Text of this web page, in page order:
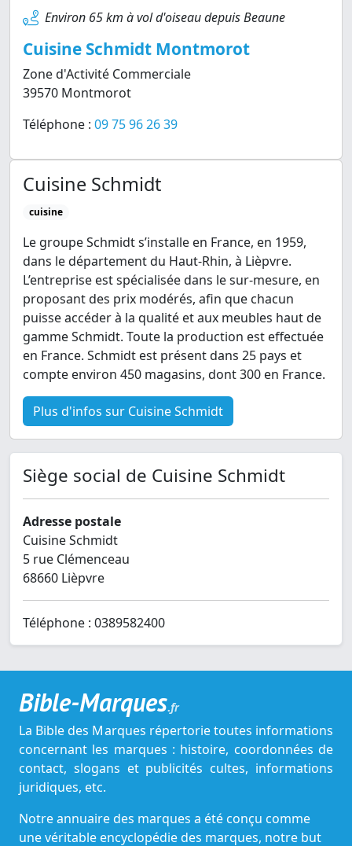
Environ 65 km à vol d'oiseau depuis Beaune
Cuisine Schmidt Montmorot
Zone d'Activité Commerciale
39570 Montmorot
Téléphone : 09 75 96 26 39
Cuisine Schmidt
cuisine
Le groupe Schmidt s’installe en France, en 1959,
dans le département du Haut-Rhin, à Lièpvre.
L’entreprise est spécialisée dans le sur-mesure, en
proposant des prix modérés, afin que chacun
puisse accéder à la qualité et aux meubles haut de
gamme Schmidt. Toute la production est effectuée
en France. Schmidt est présent dans 25 pays et
compte environ 450 magasins, dont 300 en France.
Plus d'infos sur Cuisine Schmidt
Siège social de Cuisine Schmidt
Adresse postale
Cuisine Schmidt
5 rue Clémenceau
68660 Lièpvre
Téléphone : 0389582400
Bible-Marques.fr
La Bible des Marques répertorie toutes informations
concernant les marques : histoire, coordonnées de
contact, slogans et publicités cultes, informations
juridiques, etc.
Notre annuaire des marques a été conçu comme
une véritable encyclopédie des marques, notre but